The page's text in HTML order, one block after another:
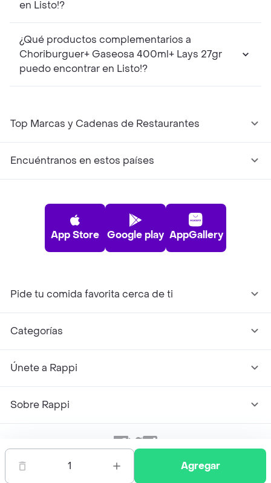
1 Agregar
en Listo!?
¿Qué productos complementarios a
Choriburguer+ Gaseosa 400ml+ Lays 27gr
puedo encontrar en Listo!?
Top Marcas y Cadenas de Restaurantes
Encuéntranos en estos países
App Store Google play AppGallery
Pide tu comida favorita cerca de ti
Categorías
Únete a Rappi
Sobre Rappi
Facebook
TwitterInstagram
2026 Rappi Inc. All rights reserved.